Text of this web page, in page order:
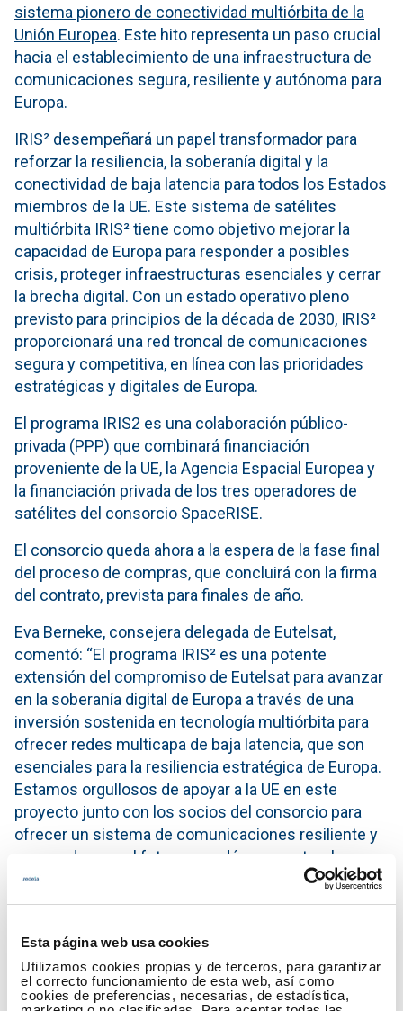
Esta página web usa cookies
Utilizamos cookies propias y de terceros, para garantizar
el correcto funcionamiento de esta web, así como
cookies de preferencias, necesarias, de estadística,
sistema pionero de conectividad multiórbita de la
Unión Europea. Este hito representa un paso crucial
hacia el establecimiento de una infraestructura de
comunicaciones segura, resiliente y autónoma para
Europa.
IRIS² desempeñará un papel transformador para
reforzar la resiliencia, la soberanía digital y la
conectividad de baja latencia para todos los Estados
miembros de la UE. Este sistema de satélites
multiórbita IRIS² tiene como objetivo mejorar la
capacidad de Europa para responder a posibles
crisis, proteger infraestructuras esenciales y cerrar
la brecha digital. Con un estado operativo pleno
previsto para principios de la década de 2030, IRIS²
proporcionará una red troncal de comunicaciones
segura y competitiva, en línea con las prioridades
estratégicas y digitales de Europa.
El programa IRIS2 es una colaboración público-
privada (PPP) que combinará financiación
proveniente de la UE, la Agencia Espacial Europea y
la financiación privada de los tres operadores de
satélites del consorcio SpaceRISE.
El consorcio queda ahora a la espera de la fase final
del proceso de compras, que concluirá con la firma
del contrato, prevista para finales de año.
Eva Berneke, consejera delegada de Eutelsat,
comentó: “El programa IRIS² es una potente
extensión del compromiso de Eutelsat para avanzar
en la soberanía digital de Europa a través de una
inversión sostenida en tecnología multiórbita para
ofrecer redes multicapa de baja latencia, que son
esenciales para la resiliencia estratégica de Europa.
Estamos orgullosos de apoyar a la UE en este
proyecto junto con los socios del consorcio para
ofrecer un sistema de comunicaciones resiliente y
preparado para el futuro, que dé respuesta a las
necesidades de conectividad más críticas de
Europa, mientras genera valor para Eutelsat y sus
nuestras capacidades LEO existentes”.
Miguel Ángel Panduro, consejero delegado de